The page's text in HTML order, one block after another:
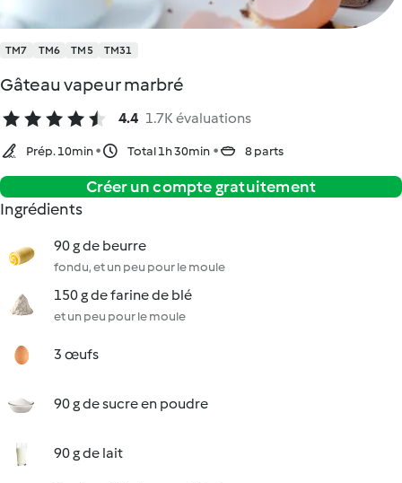
TM7 TM6 TM5 TM31
Gâteau vapeur marbré
4.4 1.7K évaluations
Prép. 10min Total 1h 30min 8 parts
Créer un compte gratuitement
Ingrédients
90 g de beurre
fondu, et un peu pour le moule
150 g de farine de blé
et un peu pour le moule
3 œufs
90 g de sucre en poudre
90 g de lait